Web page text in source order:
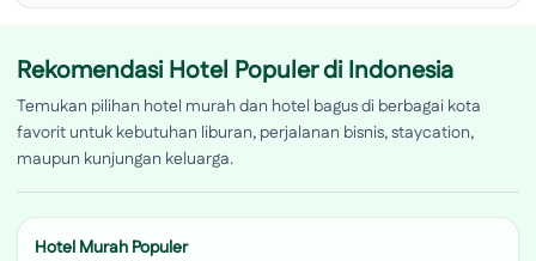
Rekomendasi Hotel Populer di Indonesia
Temukan pilihan hotel murah dan hotel bagus di berbagai kota
favorit untuk kebutuhan liburan, perjalanan bisnis, staycation,
maupun kunjungan keluarga.
Hotel Murah Populer